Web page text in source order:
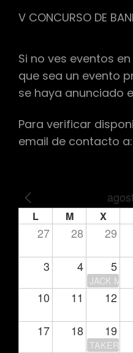
V CONCURSO DE
Si no ves eventos
que sea un evento
se haya anunciado
Para verificar
email de contacto
L M X
27 28 29
3 4 5
JACK
10 11 12
17 18 19